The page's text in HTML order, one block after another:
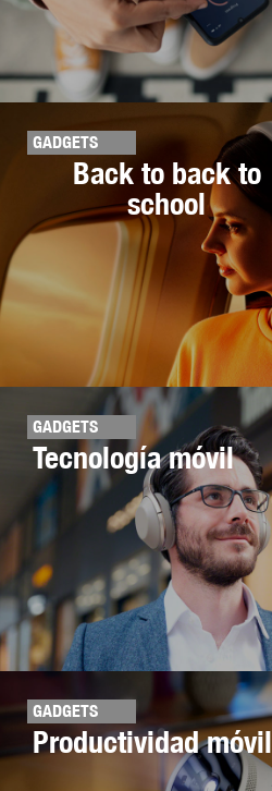
GADGETS
Back to back to
school
GADGETS
Tecnología móvil
GADGETS
Productividad móvil